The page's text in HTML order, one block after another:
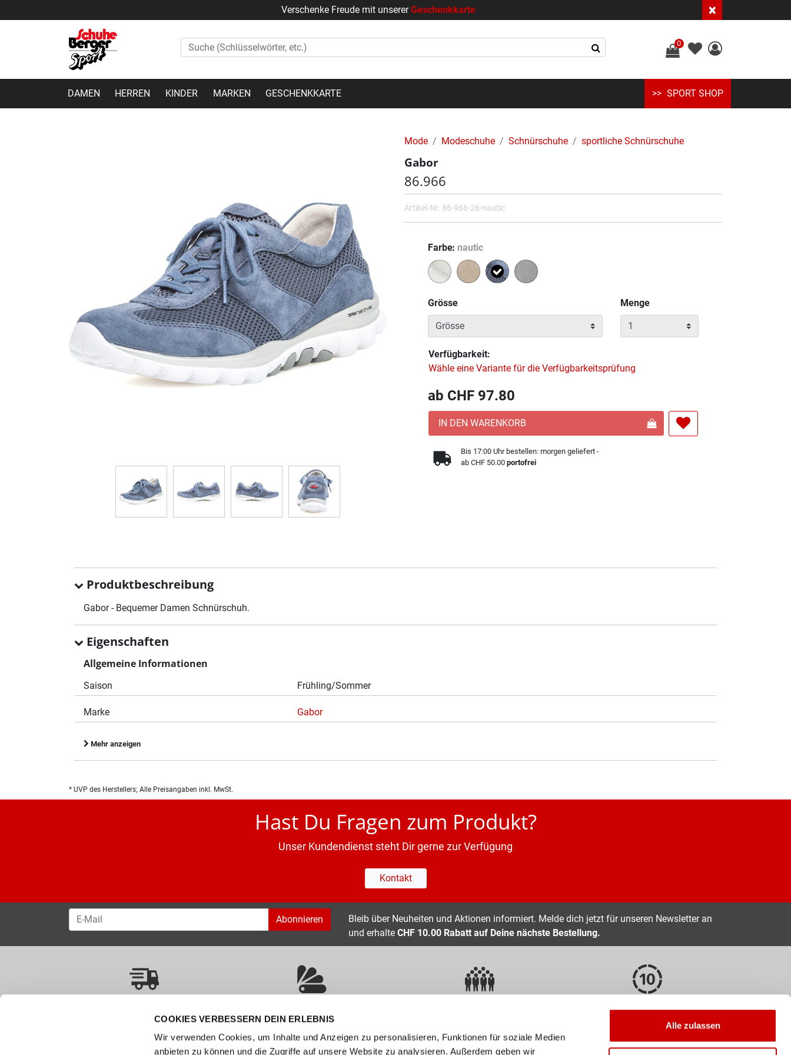
COOKIES VERBESSERN DEIN ERLEBNIS
Wir verwenden Cookies, um Inhalte und Anzeigen zu personalisieren, Funktionen für soziale Medien
anbieten zu können und die Zugriffe auf unsere Website zu analysieren. Außerdem geben wir
Alle zulassen
Verschenke Freude mit unsererGeschenkkarte ×
0
DAMEN HERREN KINDER MARKEN GESCHENKKARTE SPORT SHOP
Mode Modeschuhe Schnürschuhe sportliche Schnürschuhe
Gabor
86.966
Artikel-Nr. 86-966-26-nautic
Farbe nautic
Grösse
Menge
Verfügbarkeit:
Wähle eine Variante für die Verfügbarkeitsprüfung
ab CHF 97.80
IN DEN WARENKORB
Bis 17:00 Uhr bestellen: morgen geliefert -
ab CHF 50.00portofrei
Produktbeschreibung
Gabor - Bequemer Damen Schnürschuh.
Eigenschaften
Allgemeine Informationen
Saison Frühling/Sommer
Marke Gabor
Mehr anzeigen
* UVP des Herstellers; Alle Preisangaben inkl. MwSt.
Hast Du Fragen zum Produkt?
Unser Kundendienst steht Dir gerne zur Verfügung
Kontakt
Abonnieren
Bleib über Neuheiten und Aktionen informiert. Melde dich jetzt für unseren Newsletter an
und erhalte CHF 10.00 Rabatt auf Deine nächste Bestellung.
Wie können wir helfen? Kundenservice Unternehmen Zahlarten